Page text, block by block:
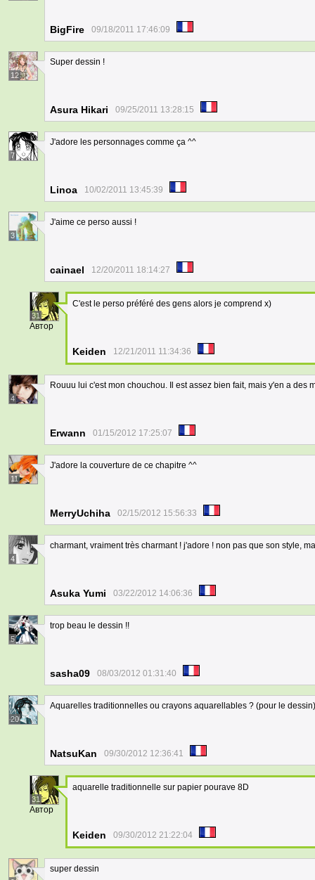
BigFire 09/18/2011 17:46:09
12
Super dessin !
Asura Hikari 09/25/2011 13:28:15
7
J'adore les personnages comme ça ^^
Linoa 10/02/2011 13:45:39
3
J'aime ce perso aussi !
cainael 12/20/2011 18:14:27
31
Автор
C'est le perso préféré des gens alors je comprend x)
Keiden 12/21/2011 11:34:36
4
Rouuu lui c'est mon chouchou. Il est assez bien fait, mais y'en a des
Erwann 01/15/2012 17:25:07
11
J'adore la couverture de ce chapitre ^^
MerryUchiha 02/15/2012 15:56:33
4
charmant, vraiment très charmant ! j'adore ! non pas que son style,
Asuka Yumi 03/22/2012 14:06:36
5
trop beau le dessin !!
sasha09 08/03/2012 01:31:40
20
Aquarelles traditionnelles ou crayons aquarellables ? (pour le
NatsuKan 09/30/2012 12:36:41
31
Автор
aquarelle traditionnelle sur papier pourave 8D
Keiden 09/30/2012 21:22:04
super dessin